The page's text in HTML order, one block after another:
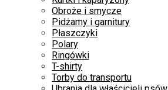
Obroże i smycze
Pidżamy i garnitury
Płaszczyki
Polary
Ringówki
T-shirty
Torby do transportu